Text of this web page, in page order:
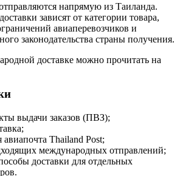
напрямую из Таиланда.
зависят от категории товара,
авиаперевозчиков и
законодательства страны получения.
доставке можно прочитать на
выдачи заказов (ПВЗ);
Thailand Post;
международных отправлений;
доставки для отдельных